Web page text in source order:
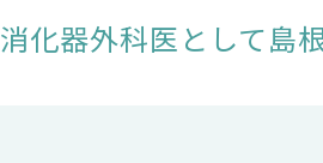
消化器外科医として島